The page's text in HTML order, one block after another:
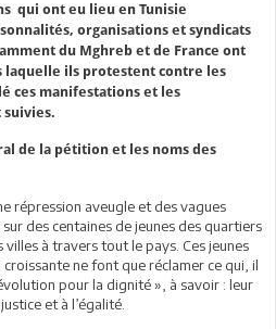
qui ont eu lieu en Tunisie
organisations et syndicats
du Mghreb et de France ont
laquelle ils protestent contre les
ces manifestations et les
de la pétition et les noms des
répression aveugle et des vagues
des centaines de jeunes des quartiers
à travers tout le pays. Ces jeunes
ne font que réclamer ce qui, il
pour la dignité », à savoir : leur
et à l’égalité.